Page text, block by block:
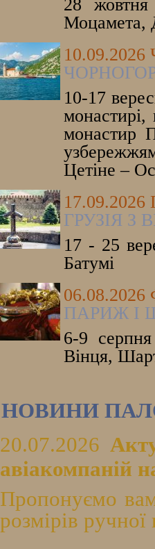
28
Моцамета,
10-17
монастирі,
монастир
Цетіне –
17.09.2026
ГРУЗІЯ З
17 - 25
Батумі
ПАРИЖ І
6-9
Вінця,
НОВИНИ
20.07.2026
авіакомпаній
Пропонуємо
розмірів